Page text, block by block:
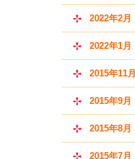
2022年2月
2022年1月
2015年11月
2015年9月
2015年8月
2015年7月